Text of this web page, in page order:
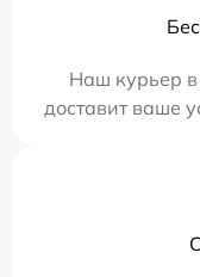
Наш курьер
доставит ваше